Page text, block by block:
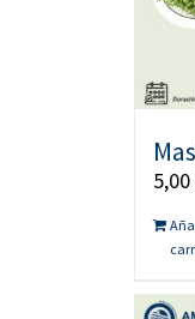
5,00